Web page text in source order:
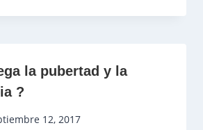
la pubertad y la
?
12, 2017